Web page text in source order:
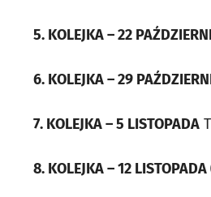
5. KOLEJKA – 22
6. KOLEJKA – 29
7. KOLEJKA – 5 LISTOPADA
8. KOLEJKA – 12